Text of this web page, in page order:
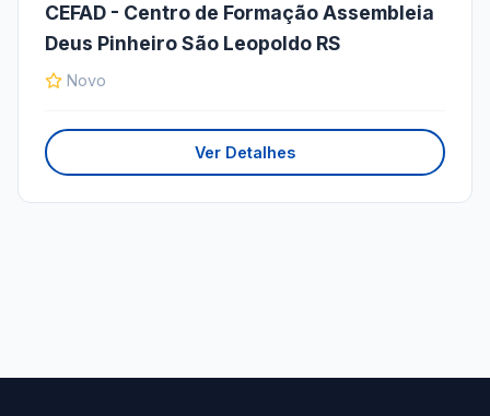
CEFAD - Centro de Formação Assembleia
Deus Pinheiro São Leopoldo RS
Novo
Ver Detalhes